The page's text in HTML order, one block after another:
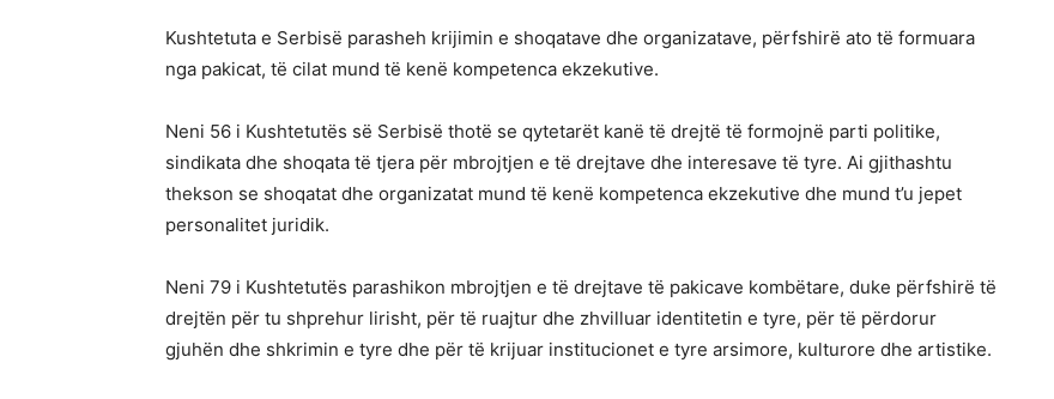
Kushtetuta e Serbisë parasheh krijimin e shoqatave dhe organizatave, përfshirë ato të formuara
nga pakicat, të cilat mund të kenë kompetenca ekzekutive.
Neni 56 i Kushtetutës së Serbisë thotë se qytetarët kanë të drejtë të formojnë parti politike,
sindikata dhe shoqata të tjera për mbrojtjen e të drejtave dhe interesave të tyre. Ai gjithashtu
thekson se shoqatat dhe organizatat mund të kenë kompetenca ekzekutive dhe mund t’u jepet
personalitet juridik.
Neni 79 i Kushtetutës parashikon mbrojtjen e të drejtave të pakicave kombëtare, duke përfshirë të
drejtën për tu shprehur lirisht, për të ruajtur dhe zhvilluar identitetin e tyre, për të përdorur
gjuhën dhe shkrimin e tyre dhe për të krijuar institucionet e tyre arsimore, kulturore dhe artistike.